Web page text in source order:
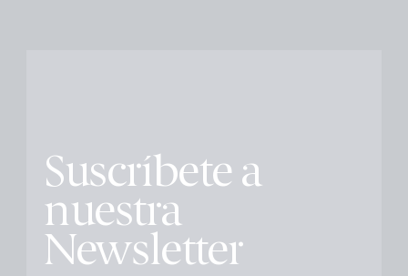
Suscríbete a
nuestra
Newsletter